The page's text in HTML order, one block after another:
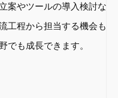
案やツールの導入検討な
工程から担当する機会も
でも成長できます。